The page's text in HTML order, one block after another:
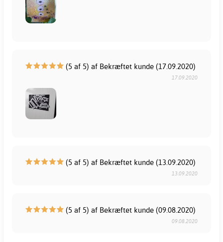
(5 af 5) af Bekræftet kunde (17.09.2020)
17.09.2020
(5 af 5) af Bekræftet kunde (13.09.2020)
13.09.2020
(5 af 5) af Bekræftet kunde (09.08.2020)
09.08.2020